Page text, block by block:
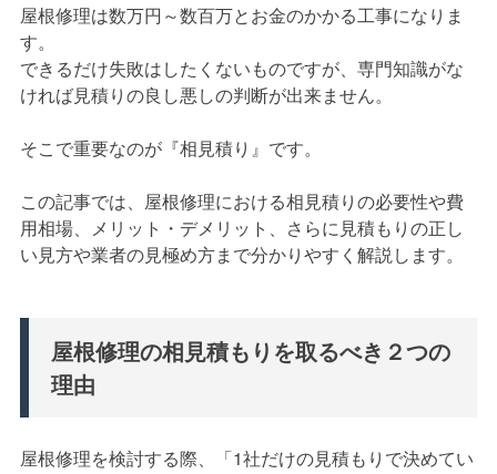
屋根修理は数万円～数百万とお金のかかる工事になりま
す。
できるだけ失敗はしたくないものですが、専門知識がな
ければ見積りの良し悪しの判断が出来ません。
そこで重要なのが『相見積り』です。
この記事では、屋根修理における相見積りの必要性や費
用相場、メリット・デメリット、さらに見積もりの正し
い見方や業者の見極め方まで分かりやすく解説します。
屋根修理の相見積もりを取るべき２つの
理由
屋根修理を検討する際、「1社だけの見積もりで決めてい